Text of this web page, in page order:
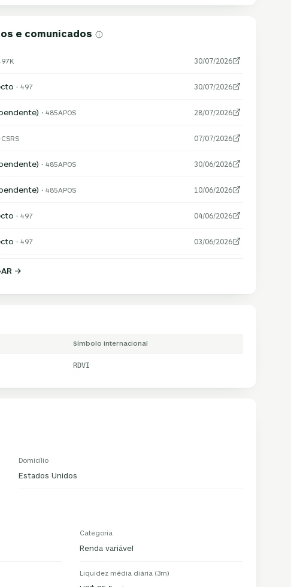
e comunicados
30/07/2026
· 497 30/07/2026
· 485APOS 28/07/2026
07/07/2026
· 485APOS 30/06/2026
· 485APOS 10/06/2026
· 497 04/06/2026
· 497 03/06/2026
→
Símbolo internacional
RDVI
Domicílio
Estados Unidos
Categoria
Renda variável
Liquidez média diária (3m)